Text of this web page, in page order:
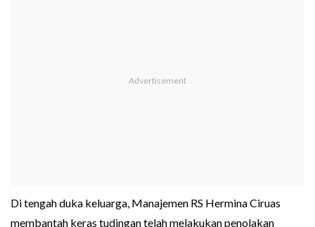
Di tengah duka keluarga, Manajemen RS Hermina Ciruas
membantah keras tudingan telah melakukan penolakan